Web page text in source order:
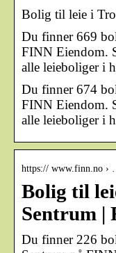
Bolig til leie i
Du finner 669
FINN Eiendom.
alle leieboliger i
Du finner 674
FINN Eiendom.
alle leieboliger i
https:// www.finn.no ›
Bolig til
Sentrum |
Du finner 226